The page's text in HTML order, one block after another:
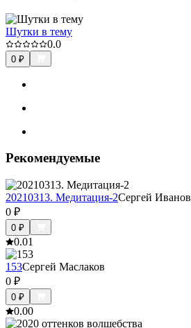
Шутки в тему
0.0
0 ₽
Рекомендуемые
20210313. Медитация-2Сергей Иванов
0 ₽
0 ₽
0.01
153Сергей Маслаков
0 ₽
0 ₽
0.00